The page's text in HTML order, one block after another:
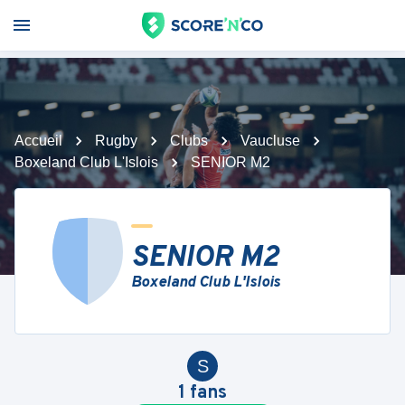
Accueil Rugby Clubs
Vaucluse
Boxeland Club L'Islois
SENIOR M2
SENIOR M2
Boxeland Club L'Islois
S
1 fans